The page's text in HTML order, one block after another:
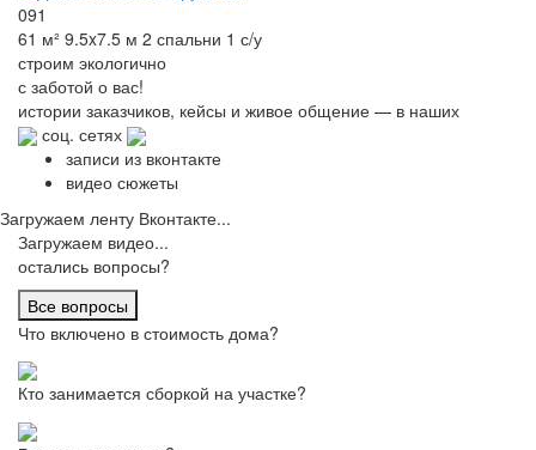
091
61 м² 9.5x7.5 м 2 спальни 1 с/у
строим экологично
с заботой о вас!
истории заказчиков, кейсы и живое общение — в наших
соц. сетях
записи из вконтакте
видео сюжеты
Загружаем ленту Вконтакте...
Загружаем видео...
остались вопросы?
Все вопросы
Что включено в стоимость дома?
Кто занимается сборкой на участке?